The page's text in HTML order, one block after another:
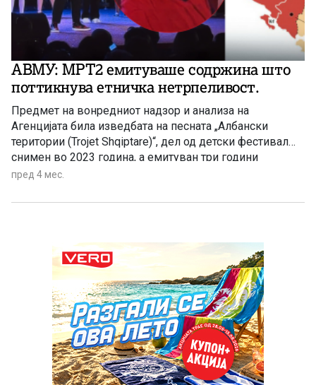
АВМУ: МРТ2 емитуваше содржина што
поттикнува етничка нетрпеливост.
Предмет на вонредниот надзор и анализа на
Агенцијата била изведбата на песната „Албански
територии (Trojet Shqiptare)“, дел од детски фестивал
снимен во 2023 година, а емитуван три години
подоцна
пред 4 мес.